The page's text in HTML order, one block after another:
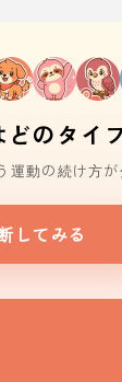
のタイ
運動の続け方
してみる